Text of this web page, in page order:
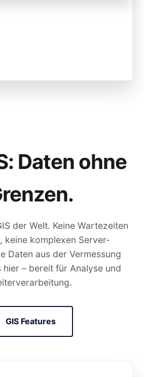
Daten ohne
der Welt. Keine Wartezeiten
keine komplexen Server-
Daten aus der Vermessung
hier – bereit für Analyse und
GIS Features